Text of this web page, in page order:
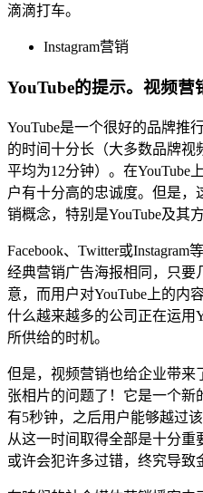
滴滴打车。
Instagram营销
YouTube的提示。视频营
YouTube是一个很好的品牌推
的时间十分长（大多数品牌视
平均为12分钟）。在YouTube
户有十分高的忠诚度。但是
销概念，特别是YouTube及其
Facebook、Twitter或
经典营销广告海报相同，只要
意，而用户对YouTube上的内
什么越来越多的公司正在运用
所供给的时机。
但是，视频营销也给企业带来
张相片的问题了！它是一个新
有5秒钟，之后用户能够越过
从这一时间取得全部是十分重
或许会犯许多过错，终究导致